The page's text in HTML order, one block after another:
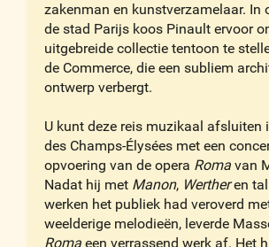
zakenman en kunstverzamelaar. In
de stad Parijs koos Pinault ervoor
uitgebreide collectie tentoon te
de Commerce, die een subliem
ontwerp verbergt.
U kunt deze reis muzikaal afsluiten
des Champs-Élysées met een
opvoering van de opera Roma van
Nadat hij met Manon, Wertheren tal
werken het publiek had veroverd
weelderige melodieën, leverde
Roma een verrassend werk af. Het